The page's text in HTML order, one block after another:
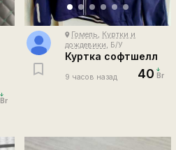
Br
place Гомель, Куртки и
дождевики, Б/У
Куртка софтшелл
9 часов назад 40 Br